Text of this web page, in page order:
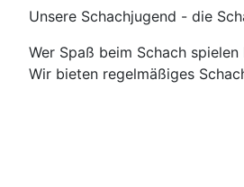
Unsere Schachjugend - die
Wer Spaß beim Schach
Wir bieten regelmäßiges